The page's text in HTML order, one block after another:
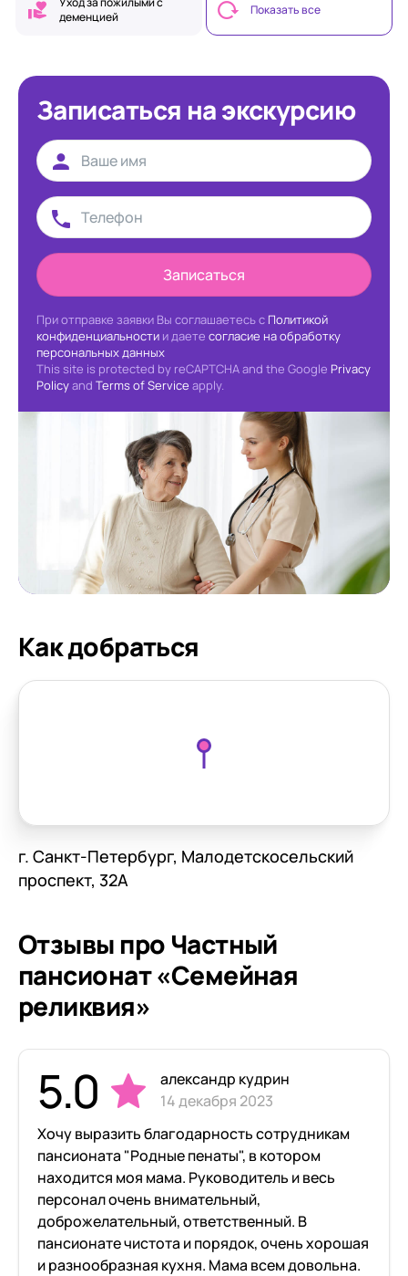
деменцией
Показать все
Записаться на экскурсию
Записаться
При отправке заявки Вы соглашаетесь с Политикой
конфиденциальности и даете согласие на обработку
персональных данных
This site is protected by reCAPTCHA and the Google Privacy
Policyand Terms of Service apply.
Как добраться
г. Санкт-Петербург, Малодетскосельский
проспект, 32А
Отзывы про Частный
пансионат «Семейная
реликвия»
5.0
александр кудрин
14 декабря 2023
Хочу выразить благодарность сотрудникам
пансионата "Родные пенаты", в котором
находится моя мама. Руководитель и весь
персонал очень внимательный,
доброжелательный, ответственный. В
пансионате чистота и порядок, очень хорошая
и разнообразная кухня. Мама всем довольна.